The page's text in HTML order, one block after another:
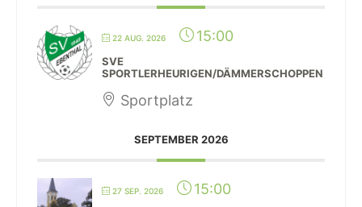
22 AUG. 2026 15:00
SVE
SPORTLERHEURIGEN/DÄMMERSCHOPPEN
Sportplatz
SEPTEMBER 2026
27 SEP. 2026 15:00